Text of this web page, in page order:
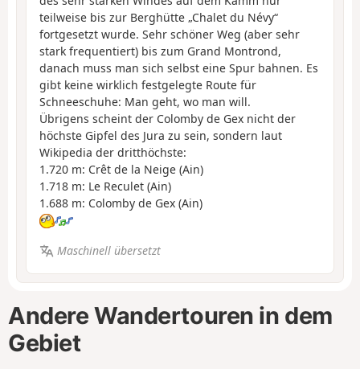
teilweise bis zur Berghütte „Chalet du Névy“
fortgesetzt wurde. Sehr schöner Weg (aber sehr
stark frequentiert) bis zum Grand Montrond,
danach muss man sich selbst eine Spur bahnen. Es
gibt keine wirklich festgelegte Route für
Schneeschuhe: Man geht, wo man will.
Übrigens scheint der Colomby de Gex nicht der
höchste Gipfel des Jura zu sein, sondern laut
Wikipedia der dritthöchste:
1.720 m: Crêt de la Neige (Ain)
1.718 m: Le Reculet (Ain)
1.688 m: Colomby de Gex (Ain)
Maschinell übersetzt
Andere Wandertouren in dem
Gebiet